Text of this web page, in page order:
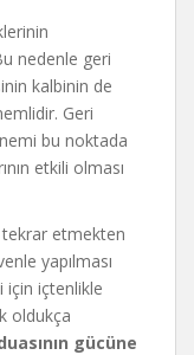
nedenle geri
kalbinin de
Geri
bu noktada
etkili olması
etmekten
yapılması
için içtenlikle
oldukça
gücüne